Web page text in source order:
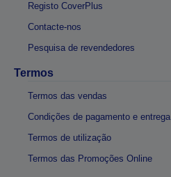
Registo CoverPlus
Contacte-nos
Pesquisa de revendedores
Termos
Termos das vendas
Condições de pagamento e entrega
Termos de utilização
Termos das Promoções Online